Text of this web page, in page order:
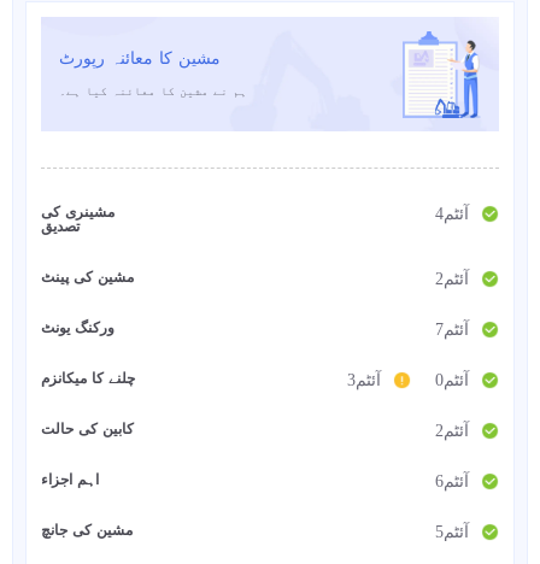
مشین کا معائنہ رپورٹ
ہم نے مشین کا معائنہ کیا ہے۔
مشینری کی
تصدیق
4آئٹم
مشین کی پینٹ 2آئٹم
ورکنگ یونٹ 7آئٹم
چلنے کا میکانزم 0آئٹم 3آئٹم
کابین کی حالت 2آئٹم
اہم اجزاء 6آئٹم
مشین کی جانچ 5آئٹم